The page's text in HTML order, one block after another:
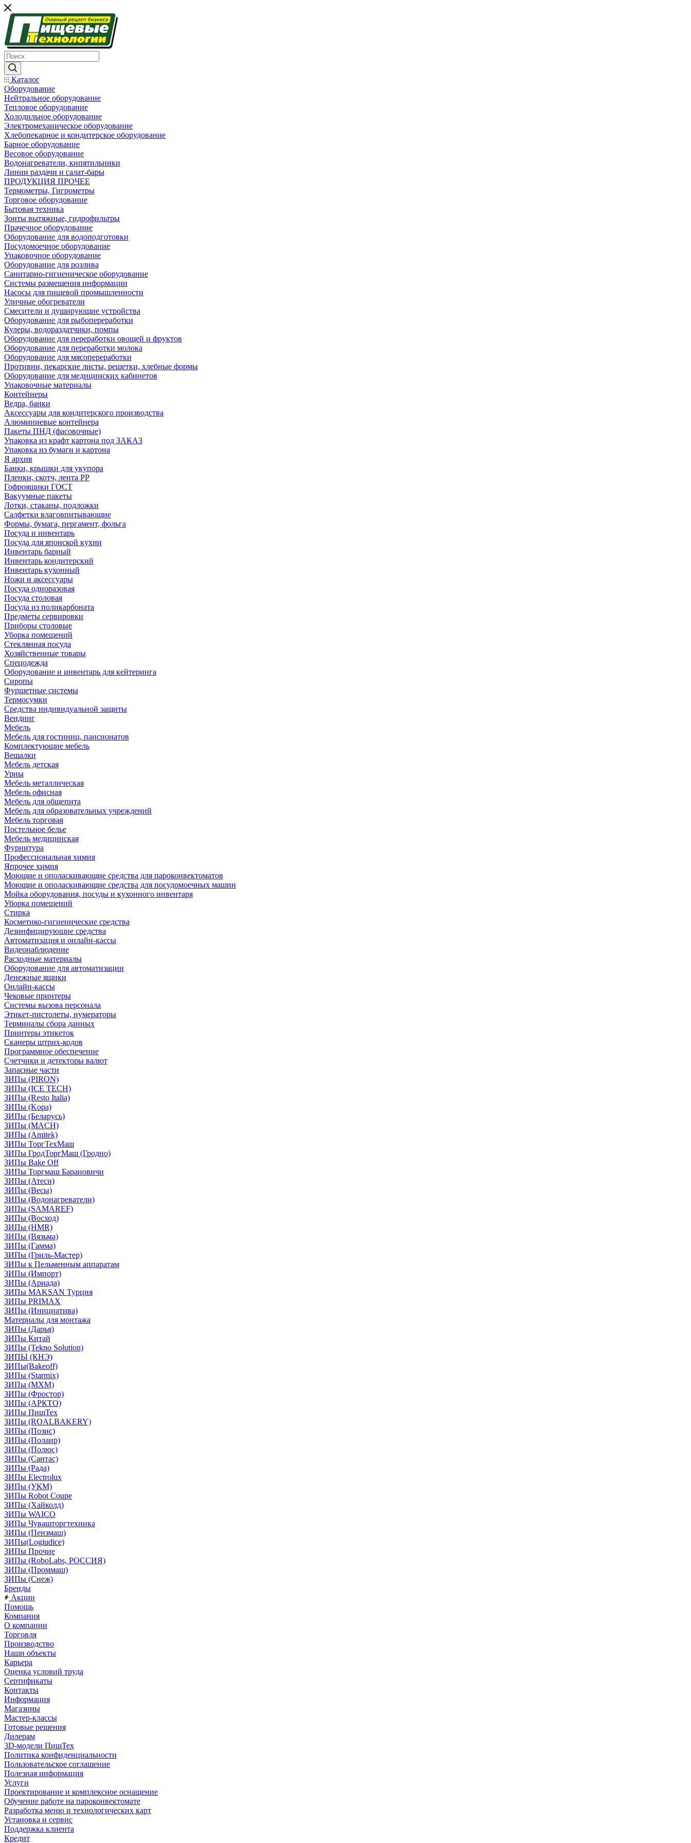
Каталог
Оборудование
Нейтральное оборудование
Тепловое оборудование
Холодильное оборудование
Электромеханическое оборудование
Хлебопекарное и кондитерское оборудование
Барное оборудование
Весовое оборудование
Водонагреватели, кипятильники
Линии раздачи и салат-бары
ПРОДУКЦИЯ ПРОЧЕЕ
Термометры, Гигрометры
Торговое оборудование
Бытовая техника
Зонты вытяжные, гидрофильтры
Прачечное оборудование
Оборудование для водоподготовки
Посудомоечное оборудование
Упаковочное оборудование
Оборудование для розлива
Санитарно-гигиеническое оборудование
Системы размещения информации
Насосы для пищевой промышленности
Уличные обогреватели
Смесители и душирующие устройства
Оборудование для рыбопереработки
Кулеры, водораздатчики, помпы
Оборудование для переработки овощей и фруктов
Оборудование для переработки молока
Оборудование для мясопереработки
Противни, пекарские листы, решетки, хлебные формы
Оборудование для медицинских кабинетов
Упаковочные материалы
Контейнеры
Ведра, банки
Аксессуары для кондитерского производства
Алюминиевые контейнера
Пакеты ПНД (фасовочные)
Упаковка из крафт картона под ЗАКАЗ
Упаковка из бумаги и картона
Я архив
Банки, крышки для укупора
Пленки, скотч, лента РР
Гофроящики ГОСТ
Вакуумные пакеты
Лотки, стаканы, подложки
Салфетки влаговпитывающие
Формы, бумага, пергамент, фольга
Посуда и инвентарь
Посуда для японской кухни
Инвентарь барный
Инвентарь кондитерский
Инвентарь кухонный
Ножи и аксессуары
Посуда одноразовая
Посуда столовая
Посуда из поликарбоната
Предметы сервировки
Приборы столовые
Уборка помещений
Стеклянная посуда
Хозяйственные товары
Спецодежда
Оборудование и инвентарь для кейтеринга
Сиропы
Фуршетные системы
Термосумки
Средства индивидуальной защиты
Вендинг
Мебель
Мебель для гостиниц, пансионатов
Комплектующие мебель
Вешалки
Мебель детская
Урны
Мебель металлическая
Мебель офисная
Мебель для общепита
Мебель для образовательных учреждений
Мебель торговая
Постельное белье
Мебель медицинская
Фурнитура
Профессиональная химия
Япрочее химия
Моющие и ополаскивающие средства для пароконвектоматов
Моющие и ополаскивающие средства для посудомоечных машин
Мойка оборудования, посуды и кухонного инвентаря
Уборка помещений
Стирка
Косметико-гигиенические средства
Дезинфицирующие средства
Автоматизация и онлайн-кассы
Видеонаблюдение
Расходные материалы
Оборудование для автоматизации
Денежные ящики
Онлайн-кассы
Чековые принтеры
Системы вызова персонала
Этикет-пистолеты, нумераторы
Терминалы сбора данных
Принтеры этикеток
Сканеры штрих-кодов
Программное обеспечение
Счетчики и детекторы валют
Запасные части
ЗИПы (PIRON)
ЗИПы (ICE TECH)
ЗИПы (Resto Italia)
ЗИПы (Kopa)
ЗИПы (Беларусь)
ЗИПы (MACH)
ЗИПы (Amitek)
ЗИПы ТоргТехМаш
ЗИПы ГродТоргМаш (Гродно)
ЗИПы Bake Off
ЗИПы Торгмаш Барановичи
ЗИПы (Атеси)
ЗИПы (Весы)
ЗИПы (Водонагреватели)
ЗИПы (SAMAREF)
ЗИПы (Восход)
ЗИПы (HMR)
ЗИПы (Вязьма)
ЗИПы (Гамма)
ЗИПы (Гриль-Мастер)
ЗИПы к Пельменным аппаратам
ЗИПы (Импорт)
ЗИПы (Ариада)
ЗИПы MAKSAN Турция
ЗИПы PRIMAX
ЗИПы (Инициатива)
Материалы для монтажа
ЗИПы (Дарья)
ЗИПы Китай
ЗИПы (Tekno Solution)
ЗИПЫ (КНЭ)
ЗИПы(Bakeoff)
ЗИПы (Starmix)
ЗИПы (МХМ)
ЗИПы (Фростор)
ЗИПы (АРКТО)
ЗИПы ПищТех
ЗИПы (ROALBAKERY)
ЗИПы (Позис)
ЗИПы (Полаир)
ЗИПы (Полюс)
ЗИПы (Сантас)
ЗИПы (Рада)
ЗИПы Electrolux
ЗИПы (УКМ)
ЗИПы Robot Coupe
ЗИПы (Хайколд)
ЗИПы WAICO
ЗИПы Чувашторгтехника
ЗИПы (Пензмаш)
ЗИПы(Logiudice)
ЗИПы Прочие
ЗИПы (RoboLabs, РОССИЯ)
ЗИПы (Проммаш)
ЗИПы (Снеж)
Бренды
Акции
Помощь
Компания
О компании
Торговля
Производство
Наши объекты
Карьера
Оценка условий труда
Сертификаты
Контакты
Информация
Магазины
Мастер-классы
Готовые решения
Дилерам
3D-модели ПищТех
Политика конфиденциальности
Пользовательское соглашение
Полезная информация
Услуги
Проектирование и комплексное оснащение
Обучение работе на пароконвектомате
Разработка меню и технологических карт
Установка и сервис
Поддержка клиента
Кредит